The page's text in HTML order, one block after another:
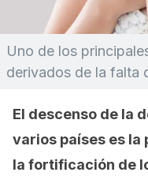
Uno de los
derivados de la falta
El descenso de la
varios países es
la fortificación de